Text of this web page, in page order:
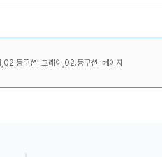
등쿠션-그레이,02.등쿠션-베이지